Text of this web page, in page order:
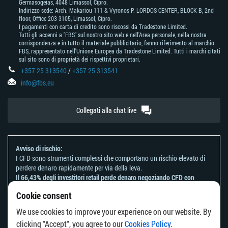
Cookie consent
We use cookies to improve your experience on our website. By
clicking "Accept", you agree to ourCookies Policy.
Germasogeias, 4048 Limassol, Cipro.
Indirizzo sede: Arch. Makariou 111 & Vyronos Р. LORDOS CENTER, BLOCK В, 2nd
floor, Office 203 3105, Limassol, Cipro.
I pagamenti con carta di credito sono riscossi da Tradestone Limited.
Tutti gli accenni a "FBS" sul nostro sito web e nell'Area personale, nella nostra
corrispondenza e in tutto il materiale pubblicitario, fanno riferimento al marchio
FBS, rappresentato nell'Unione Europea da Tradestone Limited. Tutti i marchi citati
sul sito sono di proprietà dei rispettivi proprietari.
+357 25 313540/+357 25 313541
info@fbs.eu
Collegati alla chat live
Avviso di rischio:
I CFD sono strumenti complessi che comportano un rischio elevato di
perdere denaro rapidamente per via della leva.
Il 66,43% degli investitori retail perde denaro negoziando CFD con
Dovresti considerare se comprendi come funzionano i CFD e se puoi
permetterti di correre il rischio di perdere il tuo denaro.
Fai riferimento alla nostraInformativa sui rischi.
Le informazioni su questo sito web non sono dirette ai residenti di